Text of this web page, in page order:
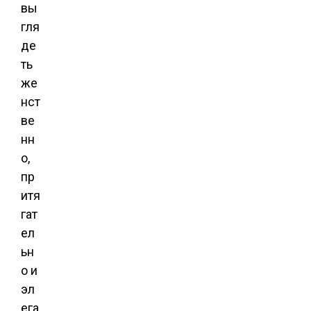
вы
гля
де
ть
же
нст
ве
нн
о,
пр
итя
гат
ел
ьн
о и
эл
ега